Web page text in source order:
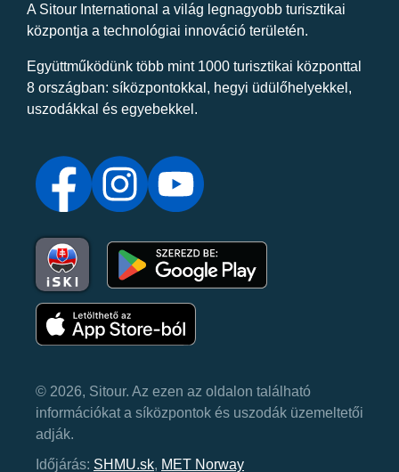
A Sitour International a világ legnagyobb turisztikai
központja a technológiai innováció területén.
Együttműködünk több mint 1000 turisztikai központtal
8 országban: síközpontokkal, hegyi üdülőhelyekkel,
uszodákkal és egyebekkel.
© 2026, Sitour. Az ezen az oldalon található
információkat a síközpontok és uszodák üzemeltetői
adják.
Időjárás: SHMU.sk, MET Norway